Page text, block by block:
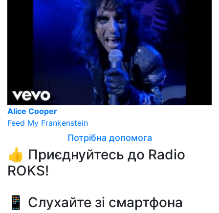
Alice Cooper
Feed My Frankenstein
Потрібна допомога
👍 Приєднуйтесь до Radio
ROKS!
📱 Слухайте зі смартфона